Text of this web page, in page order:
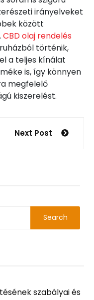
irányelveket
között
CBD olaj rendelés
történik,
a teljes kínálat
is, így könnyen
megfelelő
kiszerelést.
Next Post
szabályai és